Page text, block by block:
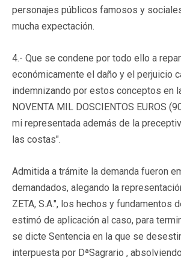
personajes públicos famosos y
mucha expectación.
4.- Que se condene por todo ello a
económicamente el daño y el perjuicio
indemnizando por estos conceptos en
NOVENTA MIL DOSCIENTOS EUROS
mi representada además de la
las costas".
Admitida a trámite la demanda fueron
demandados, alegando la
ZETA, S.A.", los hechos y fundamentos
estimó de aplicación al caso, para
se dicte Sentencia en la que se
interpuesta por DªSagrario ,